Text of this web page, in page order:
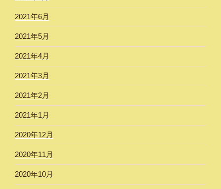
2021年6月
2021年5月
2021年4月
2021年3月
2021年2月
2021年1月
2020年12月
2020年11月
2020年10月